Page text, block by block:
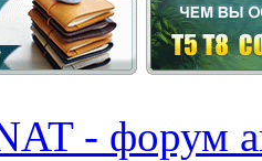
- форум